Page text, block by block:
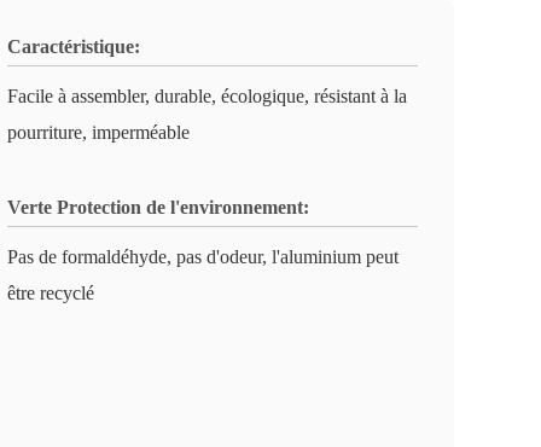
Caractéristique:
Facile à assembler, durable, écologique, résistant à la
pourriture, imperméable
Verte Protection de l'environnement:
Pas de formaldéhyde, pas d'odeur, l'aluminium peut
être recyclé